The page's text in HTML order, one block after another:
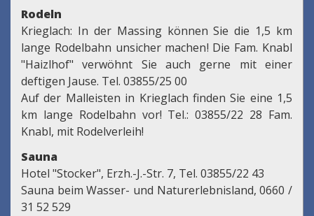
Rodeln
Krieglach: In der Massing können Sie die 1,5 km
lange Rodelbahn unsicher machen! Die Fam. Knabl
"Haizlhof" verwöhnt Sie auch gerne mit einer
deftigen Jause. Tel. 03855/25 00
Auf der Malleisten in Krieglach finden Sie eine 1,5
km lange Rodelbahn vor! Tel.: 03855/22 28 Fam.
Knabl, mit Rodelverleih!
Sauna
Hotel "Stocker", Erzh.-J.-Str. 7, Tel. 03855/22 43
Sauna beim Wasser- und Naturerlebnisland, 0660 /
31 52 529